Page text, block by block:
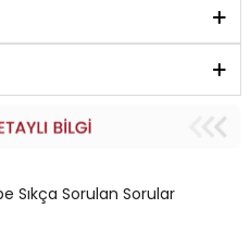
Sıkça Sorulan Sorular